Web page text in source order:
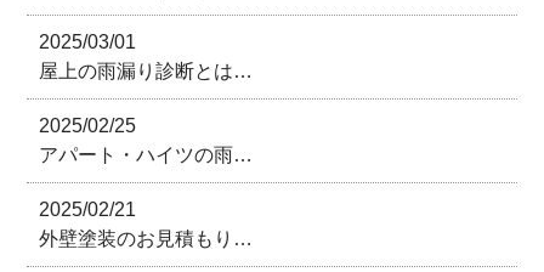
2025/03/01
屋上の雨漏り診断とは…
2025/02/25
アパート・ハイツの雨…
2025/02/21
外壁塗装のお見積もり…